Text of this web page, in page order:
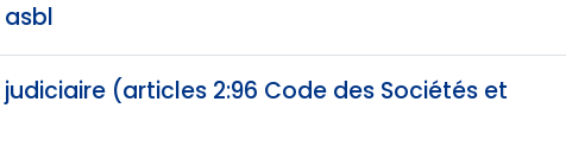
(articles 2:96 Code des Sociétés et